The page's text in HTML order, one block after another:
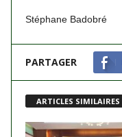
Stéphane Badobré
PARTAGER
ARTICLES SIMILAIRES